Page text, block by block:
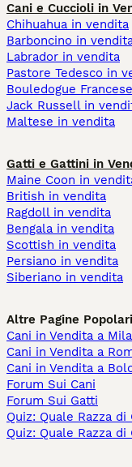
Cani e Cuccioli in
Chihuahua in vendita
Barboncino in
Labrador in vendita
Pastore Tedesco in
Bouledogue
Jack Russell in
Maltese in vendita
Gatti e Gattini in
Maine Coon in
British in vendita
Ragdoll in vendita
Bengala in vendita
Scottish in vendita
Persiano in vendita
Siberiano in vendita
Altre Pagine Popolari
Cani in Vendita a
Cani in Vendita a
Cani in Vendita a
Forum Sui Cani
Forum Sui Gatti
Quiz: Quale Razza di
Quiz: Quale Razza